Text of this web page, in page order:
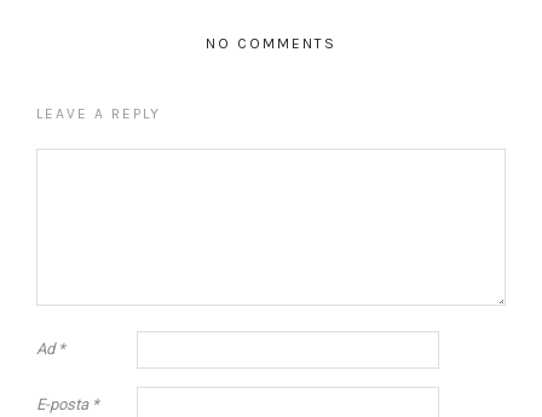
NO COMMENTS
LEAVE A REPLY
Ad *
E-posta *